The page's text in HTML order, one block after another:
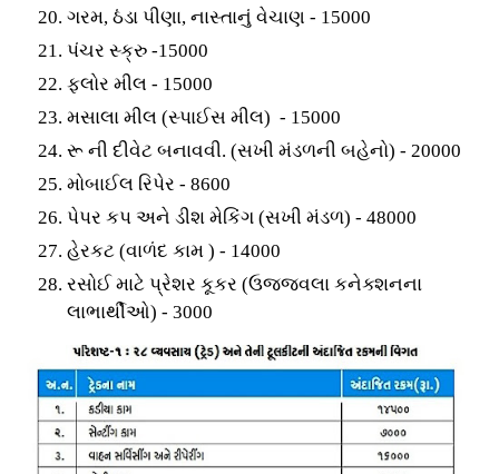
ગરમ, ઠંડા પીણા, નાસ્તાનું વેચાણ - 15000
પંચર સ્ક્રુ -15000
ફ્લોર મીલ - 15000
મસાલા મીલ (સ્પાઈસ મીલ) - 15000
રૂ ની દીવેટ બનાવવી. (સખી મંડળની બહેનો) - 20000
મોબાઈલ રિપેર - 8600
પેપર કપ અને ડીશ મેકિંગ (સખી મંડળ) - 48000
હેરકટ (વાળંદ કામ ) - 14000
રસોઈ માટે પ્રેશર કૂકર (ઉજ્જવલા કનેક્શનના
લાભાર્થીઓ) - 3000